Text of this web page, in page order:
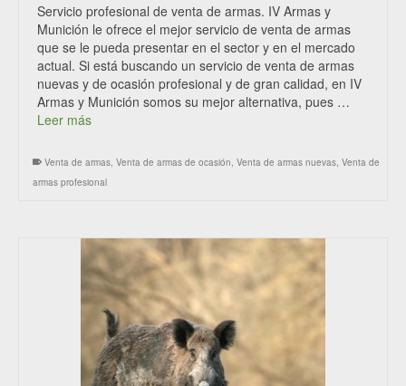
Servicio profesional de venta de armas. IV Armas y
Munición le ofrece el mejor servicio de venta de armas
que se le pueda presentar en el sector y en el mercado
actual. Si está buscando un servicio de venta de armas
nuevas y de ocasión profesional y de gran calidad, en IV
Armas y Munición somos su mejor alternativa, pues …
Leer más
Venta de armas Venta de armas de ocasión Venta de armas nuevas Venta de
armas profesional